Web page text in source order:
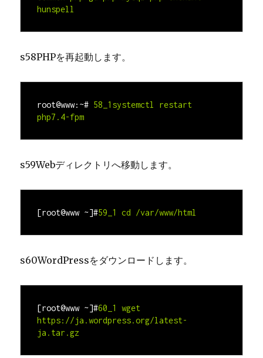
hunspell
s58PHPを再起動します。
root@www:~# 58_1systemctl restart
php7.4-fpm
s59Webディレクトリへ移動します。
[root@www ~]#59_1 cd /var/www/html
s60WordPressをダウンロードします。
[root@www ~]#60_1 wget
https://ja.wordpress.org/latest-
ja.tar.gz